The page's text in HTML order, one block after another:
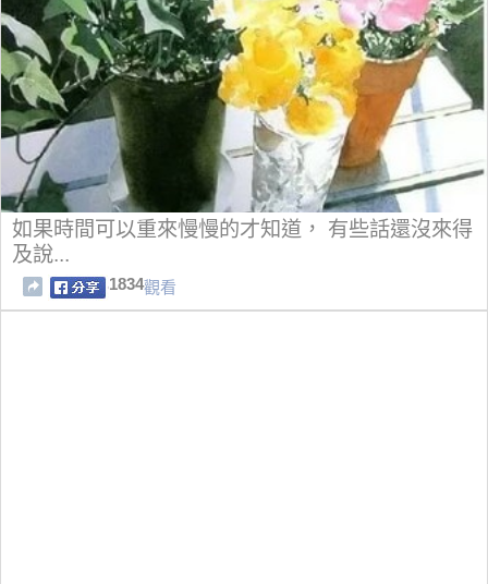
如果時間可以重來慢慢的才知道， 有些話還沒來得
及說...
1834觀看